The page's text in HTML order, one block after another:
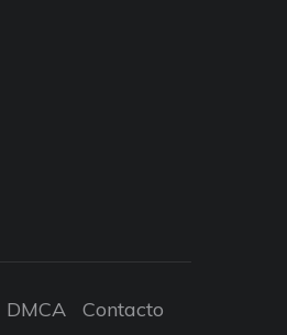
DMCA Contacto